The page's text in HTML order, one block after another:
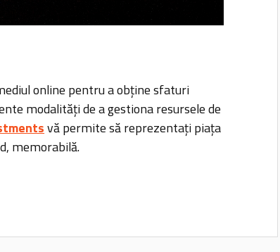
online pentru a obține sfaturi
modalități de a gestiona resursele de
vă permite să reprezentați piața
memorabilă.